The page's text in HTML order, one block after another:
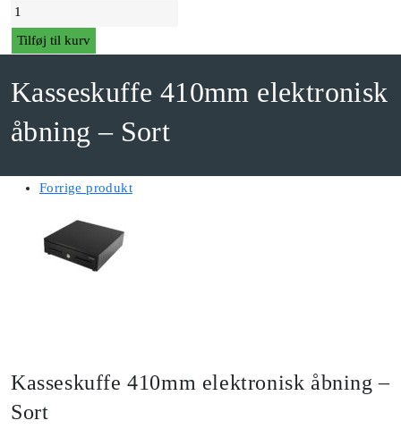
Kasseskuffe
410mm
elektronisk
åbning
-
Sort
Tilføj til kurv
Kasseskuffe 410mm elektronisk
åbning – Sort
Forrige produkt
Kasseskuffe 410mm elektronisk åbning –
Sort